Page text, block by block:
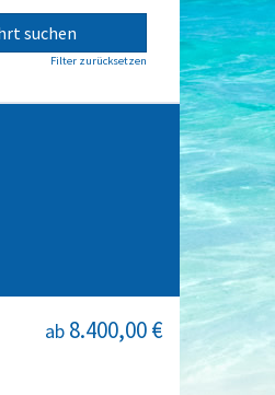
suchen
Filter zurücksetzen
ab 8.400,00 €